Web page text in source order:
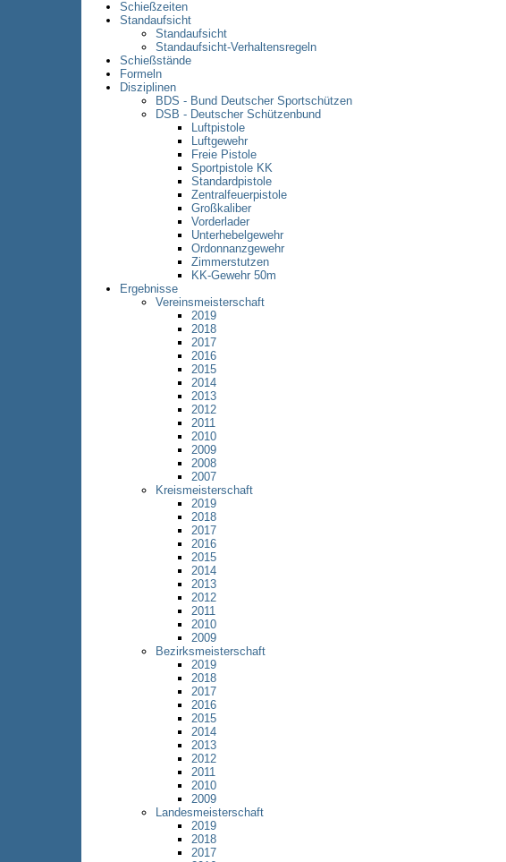
Schießzeiten
Standaufsicht
Standaufsicht
Standaufsicht-Verhaltensregeln
Schießstände
Formeln
Disziplinen
BDS - Bund Deutscher Sportschützen
DSB - Deutscher Schützenbund
Luftpistole
Luftgewehr
Freie Pistole
Sportpistole KK
Standardpistole
Zentralfeuerpistole
Großkaliber
Vorderlader
Unterhebelgewehr
Ordonnanzgewehr
Zimmerstutzen
KK-Gewehr 50m
Ergebnisse
Vereinsmeisterschaft
2019
2018
2017
2016
2015
2014
2013
2012
2011
2010
2009
2008
2007
Kreismeisterschaft
2019
2018
2017
2016
2015
2014
2013
2012
2011
2010
2009
Bezirksmeisterschaft
2019
2018
2017
2016
2015
2014
2013
2012
2011
2010
2009
Landesmeisterschaft
2019
2018
2017